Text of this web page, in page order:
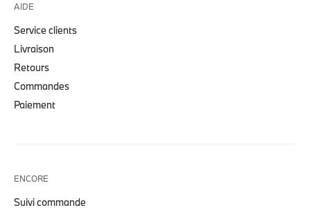
AIDE
Service clients
Livraison
Retours
Commandes
Paiement
ENCORE
Suivi commande